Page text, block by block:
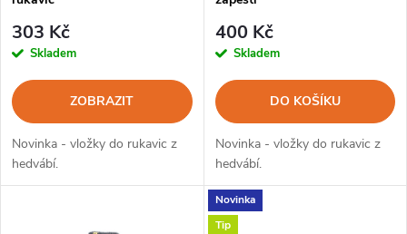
r
o
d
u
p
r
o
d
u
303 Kč
Skladem
ZOBRAZIT
Novinka - vložky do rukavic z
hedvábí.
400 Kč
Skladem
DO KOŠÍKU
Novinka - vložky do rukavic z
hedvábí.
Novinka
Tip